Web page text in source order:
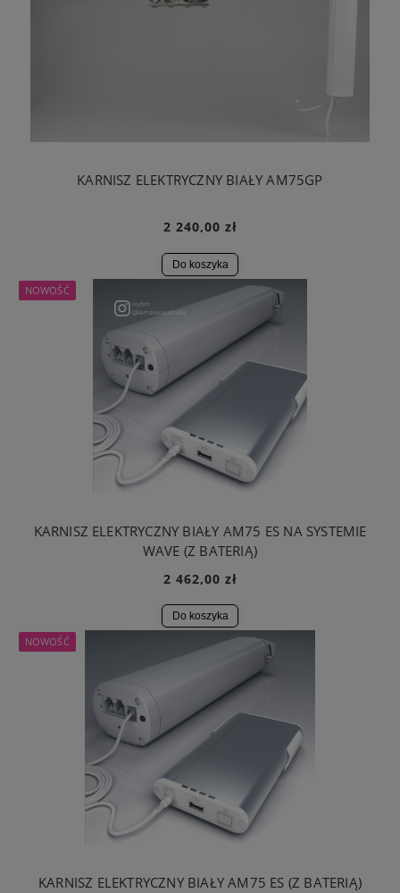
KARNISZ ELEKTRYCZNY BIAŁY AM75GP
2 240,00 zł
Do koszyka
KARNISZ ELEKTRYCZNY BIAŁY AM75 ES NA SYSTEMIE
WAVE (Z BATERIĄ)
2 462,00 zł
Do koszyka
NOWOŚĆ
KARNISZ ELEKTRYCZNY BIAŁY AM75 ES (Z BATERIĄ)
NOWOŚĆ